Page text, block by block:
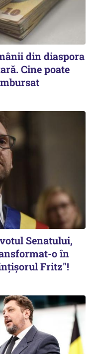
din diaspora
Cine poate
Senatului,
o în
Fritz"!